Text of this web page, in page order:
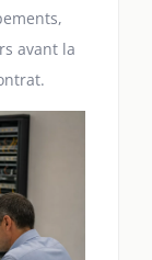
avant la